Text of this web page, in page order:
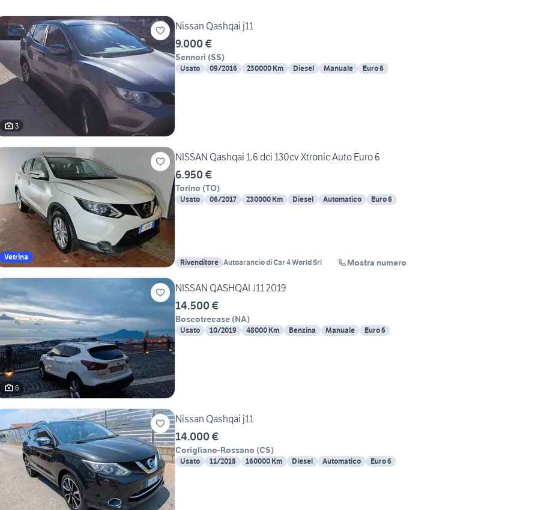
3
Nissan Qashqai j11
9.000 €
Sennori (SS)
Usato 09/2016 230000 Km Diesel Manuale Euro 6
Vetrina
NISSAN Qashqai 1.6 dci 130cv Xtronic Auto Euro 6
6.950 €
Torino (TO)
Usato 06/2017 230000 Km Diesel Automatico Euro 6
Rivenditore Autoarancio di Car 4 World Srl Mostra numero
6
NISSAN QASHQAI J11 2019
14.500 €
Boscotrecase (NA)
Usato 10/2019 48000 Km Benzina Manuale Euro 6
Nissan Qashqai j11
14.000 €
Corigliano-Rossano (CS)
Usato 11/2018 160000 Km Diesel Automatico Euro 6